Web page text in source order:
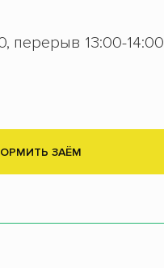
перерыв 13:00-14:00
ЗАЁМ